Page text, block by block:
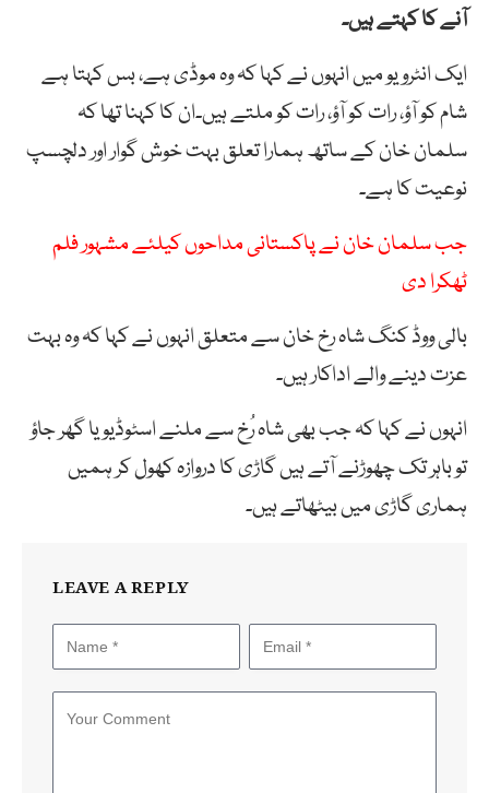
آنے کا کہتے ہیں۔
ایک انٹرویو میں انہوں نے کہا کہ وہ موڈی ہے، بس کہتا ہے
شام کو آؤ، رات کو آؤ، رات کو ملتے ہیں۔ان کا کہنا تھا کہ
سلمان خان کے ساتھ ہمارا تعلق بہت خوش گوار اور دلچسپ
نوعیت کا ہے۔
جب سلمان خان نے پاکستانی مداحوں کیلئے مشہور فلم
ٹھکرا دی
بالی ووڈ کنگ شاہ رخ خان سے متعلق انہوں نے کہا کہ وہ بہت
عزت دینے والے اداکار ہیں۔
انہوں نے کہا کہ جب بھی شاہ رُخ سے ملنے اسٹوڈیو یا گھر جاؤ
تو باہر تک چھوڑنے آتے ہیں گاڑی کا دروازہ کھول کر ہمیں
ہماری گاڑی میں بیٹھاتے ہیں۔
LEAVE A REPLY